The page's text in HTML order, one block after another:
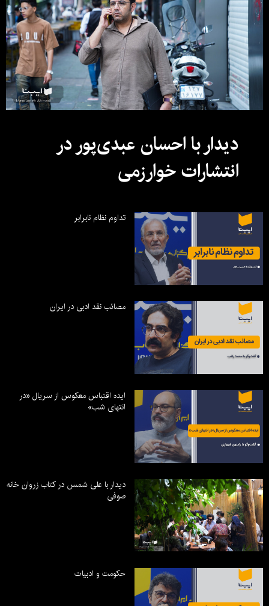
دیدار با احسان عبدی‌پور در
انتشارات خوارزمی
تداوم نظام نابرابر
مصائب نقد ادبی در ایران
ایده اقتباس معکوس از سریال «در
انتهای شب»
دیدار با علی شمس در کتاب زروان خانه
صوفی
حکومت و ادبیات